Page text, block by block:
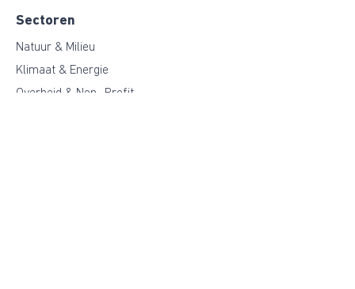
Sectoren
Natuur & Milieu
Klimaat & Energie
Overheid & Non- Profit